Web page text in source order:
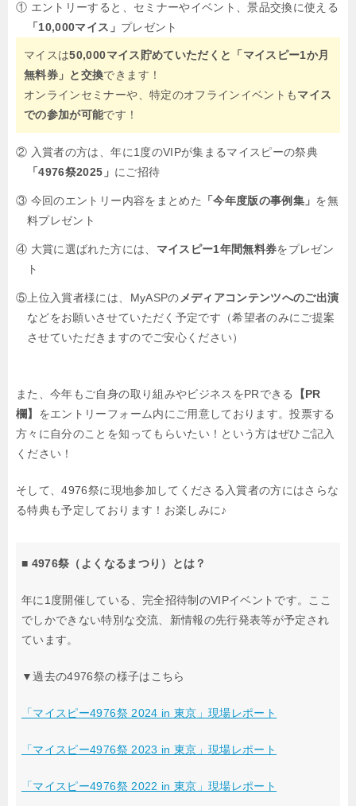
① エントリーすると、セミナーやイベント、景品交換に使える
「10,000マイス」 プレゼント
マイスは50,000マイス貯めていただくと「マイスピー1か月
無料券」と交換できます！
オンラインセミナーや、特定のオフラインイベントもマイス
での参加が可能です！
② 入賞者の方は、年に1度のVIPが集まるマイスピーの祭典
「4976祭2025」 にご招待
③ 今回のエントリー内容をまとめた 「今年度版の事例集」 を無
料プレゼント
④ 大賞に選ばれた方には、 マイスピー1年間無料券をプレゼン
ト
⑤上位入賞者様には、MyASPのメディアコンテンツへのご出演
などをお願いさせていただく予定です（希望者のみにご提案
させていただきますのでご安心ください）
また、今年もご自身の取り組みやビジネスをPRできる
【PR
欄】 をエントリーフォーム内にご用意しております。投票する
方々に自分のことを知ってもらいたい！という方はぜひご記入
ください！
そして、4976祭に現地参加してくださる入賞者の方にはさらな
る特典も予定しております！お楽しみに♪
■ 4976祭（よくなるまつり）とは？
年に1度開催している、完全招待制のVIPイベントです。 ここ
でしかできない特別な交流、新情報の先行発表等が予定され
ています。
▼過去の4976祭の様子はこちら
「マイスピー4976祭 2024 in 東京」現場レポート
「マイスピー4976祭 2023 in 東京」現場レポート
「マイスピー4976祭 2022 in 東京」現場レポート